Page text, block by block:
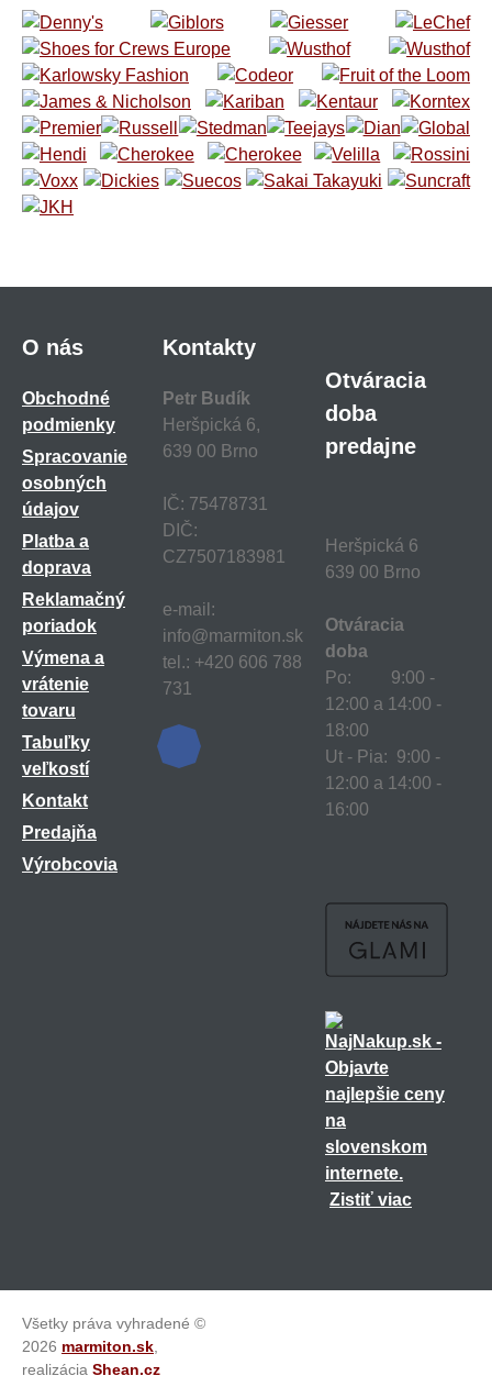
O nás
Obchodné
podmienky
Spracovanie
osobných
údajov
Platba a
doprava
Reklamačný
poriadok
Výmena a
vrátenie
tovaru
Tabuľky
veľkostí
Kontakt
Predajňa
Výrobcovia
Kontakty
Petr Budík
Heršpická 6,
639 00 Brno
IČ: 75478731
DIČ:
CZ7507183981
e-mail:
info@marmiton.sk
tel.: +420 606 788
731
Otváracia
doba
predajne
Heršpická 6
639 00 Brno
Otváracia
doba
Po: 9:00 -
12:00 a 14:00 -
18:00
Ut - Pia: 9:00 -
12:00 a 14:00 -
16:00
Zistiť viac
Všetky práva vyhradené ©
2026 marmiton.sk
realizácia Shean.cz